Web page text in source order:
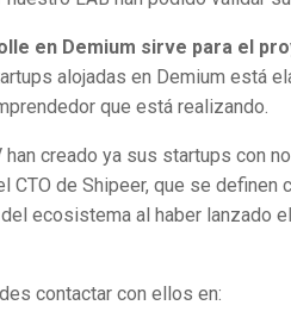
en Demium sirve para el
alojadas en Demium está
que está realizando.
creado ya sus startups con
CTO de Shipeer, que se
ecosistema al haber lanzado
contactar con ellos en: